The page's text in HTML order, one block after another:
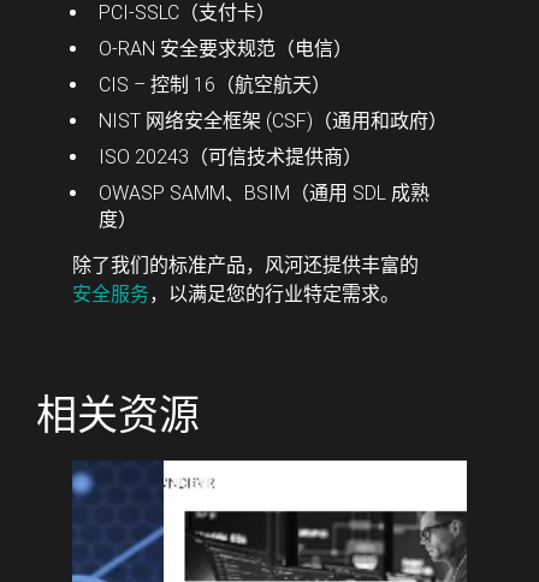
PCI-SSLC（支付卡）
O-RAN 安全要求规范（电信）
CIS – 控制 16（航空航天）
NIST 网络安全框架 (CSF)（通用和政府）
ISO 20243（可信技术提供商）
OWASP SAMM、BSIM（通用 SDL 成熟
度）
除了我们的标准产品，风河还提供丰富的
安全服务，以满足您的行业特定需求。
相关资源